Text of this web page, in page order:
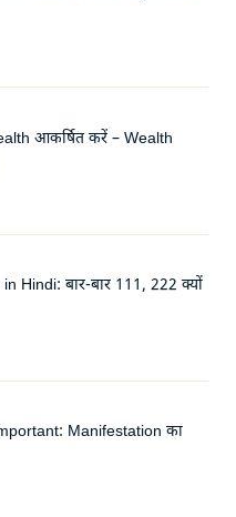
आकर्षित करें – Wealth
Hindi: बार-बार 111, 222 क्यों
Manifestation का